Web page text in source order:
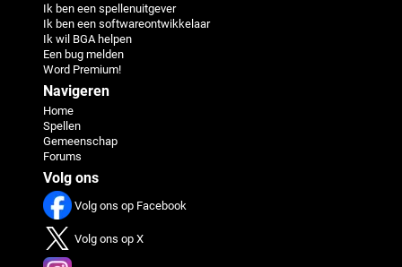
Ik ben een spellenuitgever
Ik ben een softwareontwikkelaar
Ik wil BGA helpen
Een bug melden
Word Premium!
Navigeren
Home
Spellen
Gemeenschap
Forums
Volg ons
Volg ons op Facebook
Volg ons op X